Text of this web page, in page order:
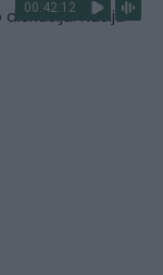
00:42:12Rusija